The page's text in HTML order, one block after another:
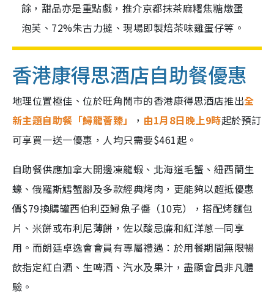
餘，甜品亦是重點戲，推介京都抹茶麻糬焦糖燉蛋
泡芙、72%朱古力撻、現場即製焙茶味雞蛋仔等。
香港康得思酒店自助餐優惠
地理位置極佳、位於旺角鬧市的香港康得思酒店推出全
新主題自助餐「鱘龍薈臻」
， 由1月8日晚上9時起於預訂
可享買一送一優惠，人均只需要$461起。
自助餐供應加拿大開邊凍龍蝦、北海道毛蟹、紐西蘭生
蠔、俄羅斯鱈蟹腳及多款經典烤肉，更能夠以超抵優惠
價$79換購罐西伯利亞鱘魚子醬（10克），搭配烤麵包
片、米餅或布利尼薄餅，佐以酸忌廉和紅洋蔥一同享
用。而朗廷卓逸會會員有專屬禮遇：於用餐期間無限暢
飲指定紅白酒、生啤酒、汽水及果汁，盡顯會員非凡體
驗。